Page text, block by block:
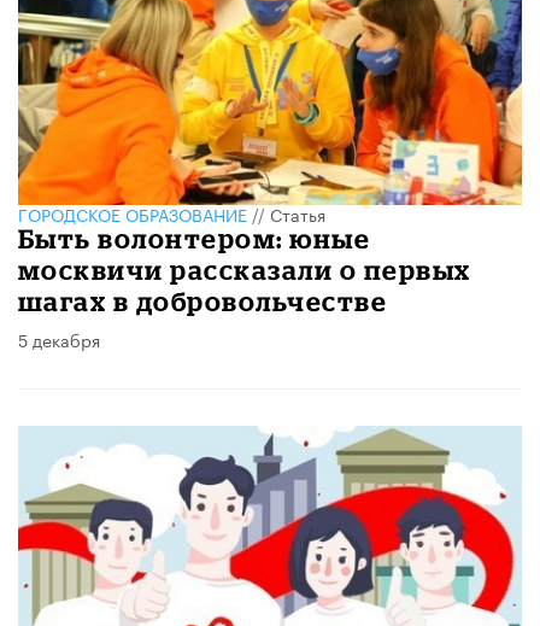
ГОРОДСКОЕ ОБРАЗОВАНИЕ//Статья
​Быть волонтером: юные
москвичи рассказали о первых
шагах в добровольчестве
5 декабря